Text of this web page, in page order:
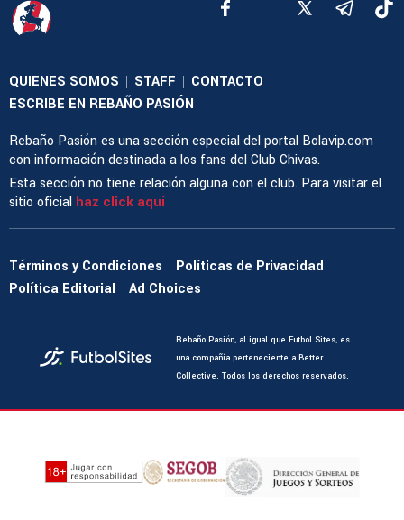
QUIENES SOMOS | STAFF | CONTACTO |
ESCRIBE EN REBAÑO PASIÓN
Rebaño Pasión es una sección especial del portal Bolavip.com
con información destinada a los fans del Club Chivas.
Esta sección no tiene relación alguna con el club. Para visitar el
sitio oficial haz click aquí
Términos y Condiciones
Políticas de Privacidad
Política Editorial
Ad Choices
Rebaño Pasión, al igual que Futbol Sites, es
una compañía perteneciente a Better
Collective. Todos los derechos reservados.